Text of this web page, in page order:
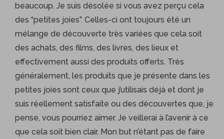
beaucoup. Je suis désolée si vous avez perçu cela
des “petites joies”. Celles-ci ont toujours été un
mélange de découverte très variées que cela soit
des achats, des films, des livres, des lieux et
effectivement aussi des produits offerts. Très
généralement, les produits que je présente dans les
petites joies sont ceux que j’utilisais déjà et dont je
suis réellement satisfaite ou des découvertes que, je
pense, vous pourriez aimer. Je veillerai à l’avenir à ce
que cela soit bien clair. Mon but n’étant pas de faire